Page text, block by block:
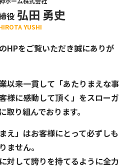
役 弘田 勇史
YUSHI
HPをご覧いただき誠にありが
以来一貫して「あたりまえな事
様に感動して頂く」をスローガ
取り組んでおります。
え」はお客様にとって必ずしも
ません。
対して誇りを持てるように全力